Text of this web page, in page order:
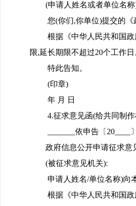
(申请人姓名或者单位名称
您(你们,你单位)提交的《
根据《中华人民共和国
限,延长期限不超过20个工作日
特此告知。
(印章)
年 月 日
4.征求意见函(给共同制
_______依申告〔20____
政府信息公开申请征求意
(被征求意见机关):
申请人姓名/单位名称)向
根据《中华人民共和国